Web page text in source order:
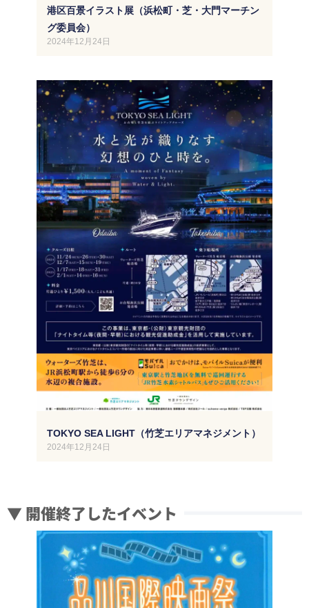
港区百景イラスト展（浜松町・芝・大門マーチン
グ委員会）
2024年12月24日
TOKYO SEA LIGHT（竹芝エリアマネジメント）
2024年12月24日
▼ 開催終了したイベント